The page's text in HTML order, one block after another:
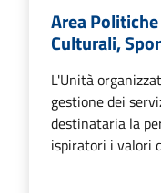
Area
Culturali,
L'Unità
gestione dei
destinataria la
ispiratori i valori